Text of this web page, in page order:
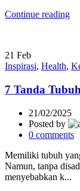
Continue reading
21 Feb
Inspirasi, Health,
7 Tanda
21/02/2025
Posted by
0 comments
Memiliki tubuh
Namun, tanpa
menyebabkan k...